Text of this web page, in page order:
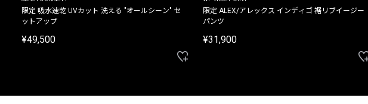
限定 吸水速乾 UVカット 洗える "オールシーン" セ
ットアップ
¥49,500
限定 ALEX/アレックス インディゴ 裾リブイージー
パンツ
¥31,900